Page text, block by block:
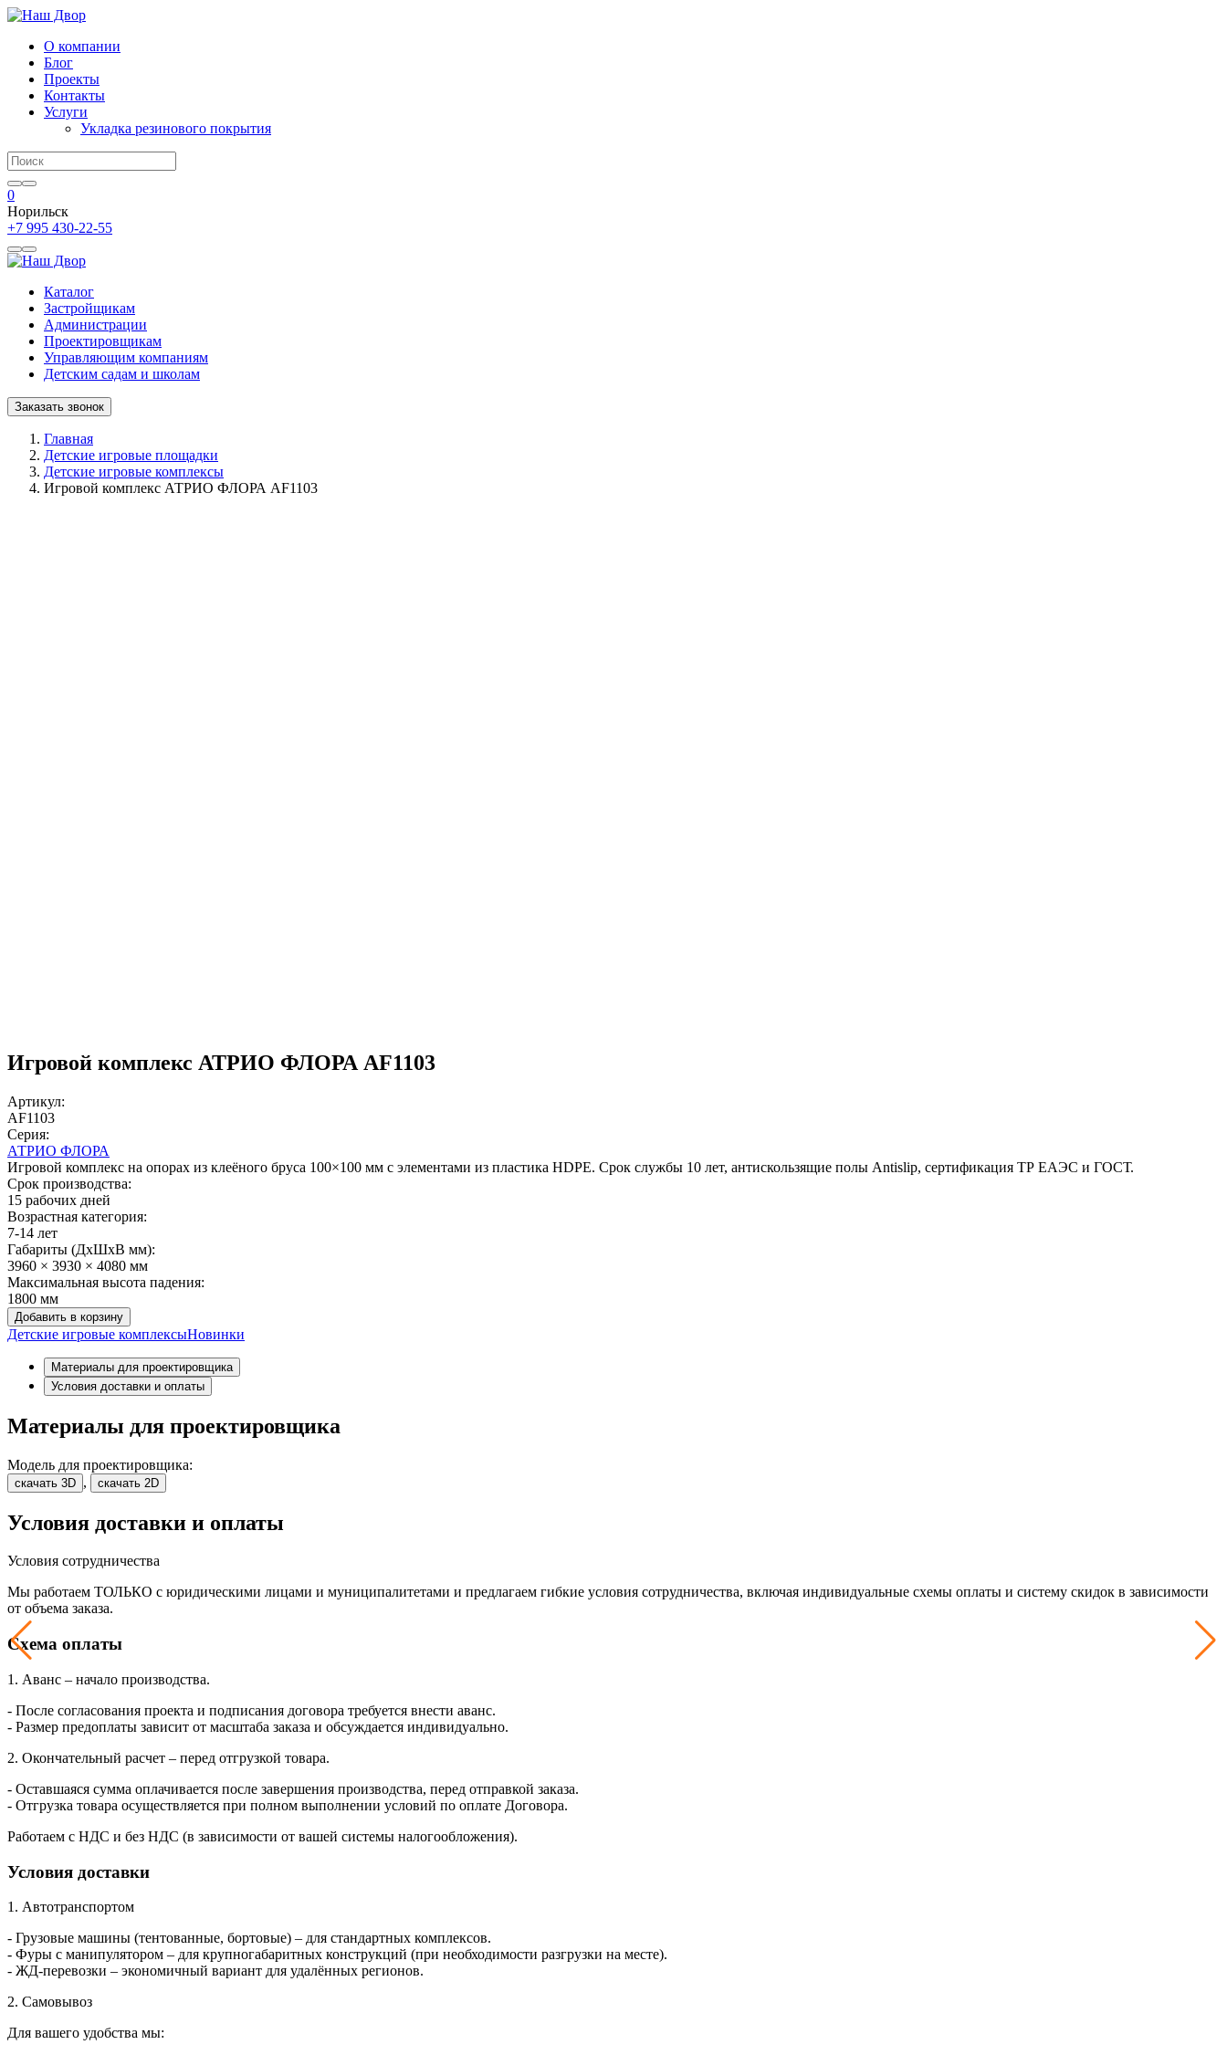
О компании
Блог
Проекты
Контакты
Услуги
Укладка резинового покрытия
0
Норильск
+7 995 430-22-55
Каталог
Застройщикам
Администрации
Проектировщикам
Управляющим компаниям
Детским садам и школам
Заказать звонок
Главная
Детские игровые площадки
Детские игровые комплексы
Игровой комплекс АТРИО ФЛОРА AF1103
Игровой комплекс АТРИО ФЛОРА AF1103
Артикул:
AF1103
Серия:
АТРИО ФЛОРА
Игровой комплекс на опорах из клеёного бруса 100×100 мм с элементами из пластика HDPE. Срок службы 10 лет, антискользящие полы Antislip, сертификация ТР ЕАЭС и ГОСТ.
Срок производства:
15 рабочих дней
Возрастная категория:
7-14 лет
Габариты (ДхШxВ мм):
3960 × 3930 × 4080 мм
Максимальная высота падения:
1800 мм
Добавить в корзину
Детские игровые комплексыНовинки
Материалы для проектировщика
Условия доставки и оплаты
Материалы для проектировщика
Модель для проектировщика:
скачать 3D , скачать 2D
Условия доставки и оплаты
Условия сотрудничества
Мы работаем ТОЛЬКО с юридическими лицами и муниципалитетами и предлагаем гибкие условия сотрудничества, включая индивидуальные схемы оплаты и систему скидок в зависимости
от объема заказа.
Схема оплаты
1. Аванс – начало производства.
- После согласования проекта и подписания договора требуется внести аванс.
- Размер предоплаты зависит от масштаба заказа и обсуждается индивидуально.
2. Окончательный расчет – перед отгрузкой товара.
- Оставшаяся сумма оплачивается после завершения производства, перед отправкой заказа.
- Отгрузка товара осуществляется при полном выполнении условий по оплате Договора.
Работаем с НДС и без НДС (в зависимости от вашей системы налогообложения).
Условия доставки
1. Автотранспортом
- Грузовые машины (тентованные, бортовые) – для стандартных комплексов.
- Фуры с манипулятором – для крупногабаритных конструкций (при необходимости разгрузки на месте).
- ЖД-перевозки – экономичный вариант для удалённых регионов.
2. Самовывоз
Для вашего удобства мы: